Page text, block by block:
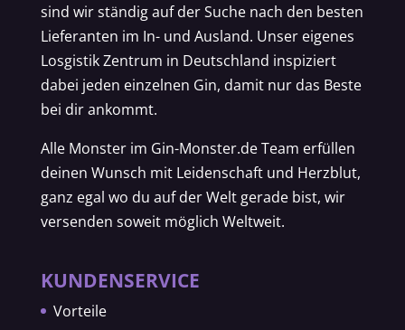
sind wir ständig auf der Suche nach den besten
Lieferanten im In- und Ausland. Unser eigenes
Losgistik Zentrum in Deutschland inspiziert
dabei jeden einzelnen Gin, damit nur das Beste
bei dir ankommt.
Alle Monster im Gin-Monster.de Team erfüllen
deinen Wunsch mit Leidenschaft und Herzblut,
ganz egal wo du auf der Welt gerade bist, wir
versenden soweit möglich Weltweit.
KUNDENSERVICE
Vorteile